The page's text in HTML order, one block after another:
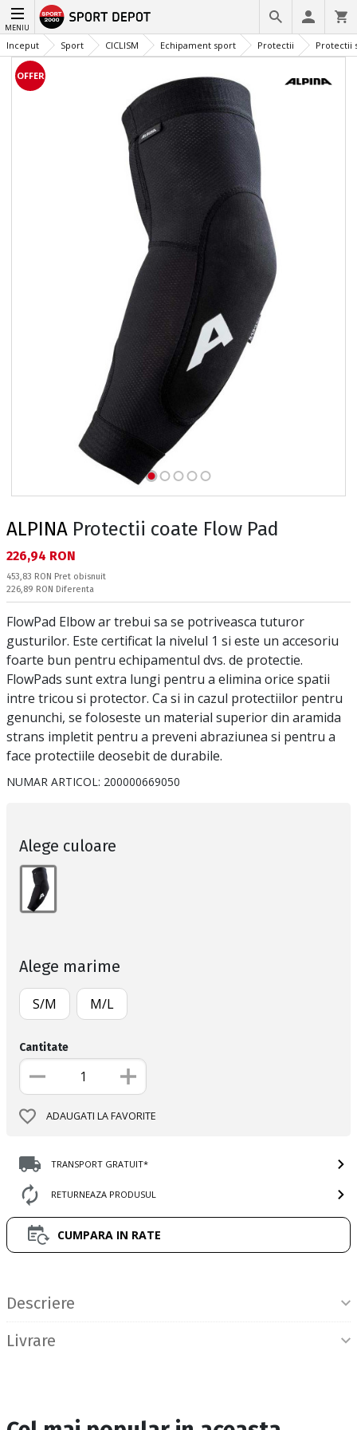
MENIU
Inceput Sport CICLISM Echipament sport Protectii Protectii
OFFER
ALPINA Protectii coate Flow Pad
Текуща цена:
226,94 RON
Pret obisnuit:
453,83 RON Pret obisnuit
Спестявате:
226,89 RON Diferenta
FlowPad Elbow ar trebui sa se potriveasca tuturor
gusturilor. Este certificat la nivelul 1 si este un accesoriu
foarte bun pentru echipamentul dvs. de protectie.
FlowPads sunt extra lungi pentru a elimina orice spatii
intre tricou si protector. Ca si in cazul protectiilor pentru
genunchi, se foloseste un material superior din aramida
strans impletit pentru a preveni abraziunea si pentru a
face protectiile deosebit de durabile.
NUMAR ARTICOL: 200000669050
Alege culoare
Alege marime
S/M M/L
Cantitate
ADAUGATI LA FAVORITE
TRANSPORT GRATUIT*
RETURNEAZA PRODUSUL
CUMPARA IN RATE
Descriere
Livrare